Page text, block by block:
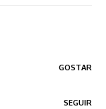
GOSTAR
SEGUIR